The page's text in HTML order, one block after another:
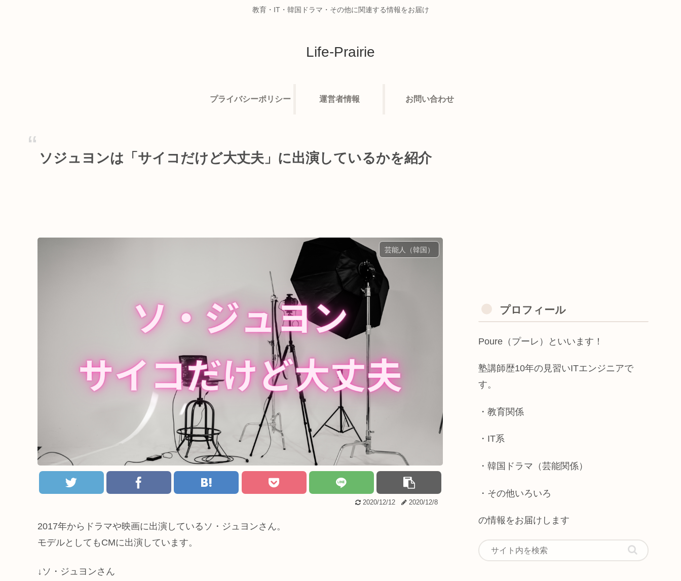
教育・IT・韓国ドラマ・その他に関連する情報をお届け
Life-Prairie
プライバシーポリシー 運営者情報 お問い合わせ
ソジュヨンは「サイコだけど大丈夫」に出演しているかを紹介
芸能人（韓国）
2020/12/12 2020/12/8
2017年からドラマや映画に出演しているソ・ジュヨンさん。
モデルとしてもCMに出演しています。
↓ソ・ジュヨンさん
プロフィール
Poure（プーレ）といいます！
塾講師歴10年の見習いITエンジニアで
す。
・教育関係
・IT系
・韓国ドラマ（芸能関係）
・その他いろいろ
の情報をお届けします